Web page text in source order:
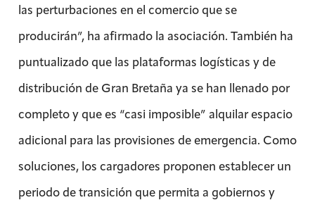
las perturbaciones en el comercio que se
producirán”, ha afirmado la asociación. También ha
puntualizado que las plataformas logísticas y de
distribución de Gran Bretaña ya se han llenado por
completo y que es “casi imposible” alquilar espacio
adicional para las provisiones de emergencia. Como
soluciones, los cargadores proponen establecer un
periodo de transición que permita a gobiernos y